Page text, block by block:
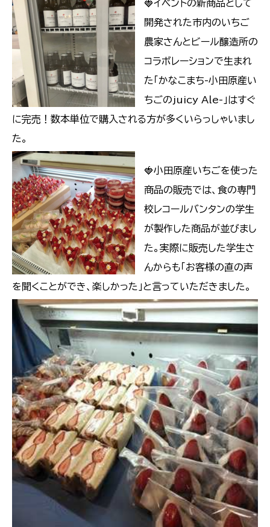
🍓イベントの新商品として
開発された市内のいちご
農家さんとビール醸造所の
コラボレーションで生まれ
た「かなこまち-小田原産い
ちごのjuicy Ale-」はすぐ
に完売！数本単位で購入される方が多くいらっしゃいまし
た。
🍓小田原産いちごを使った
商品の販売では、食の専門
校レコールバンタンの学生
が製作した商品が並びまし
た。実際に販売した学生さ
んからも「お客様の直の声
を聞くことができ、楽しかった」と言っていただきました。